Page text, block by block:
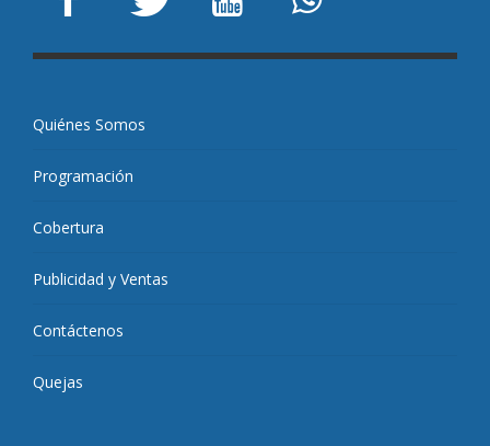
Quiénes Somos
Programación
Cobertura
Publicidad y Ventas
Contáctenos
Quejas